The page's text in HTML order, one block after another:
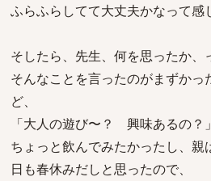
ふらふらしてて大丈夫かなって感
そしたら、先生、何を思ったか
そんなことを言ったのがまずかっ
ど、
「大人の遊び〜？ 興味あるの？
ちょっと飲んでみたかったし、親
日も春休みだしと思ったので、